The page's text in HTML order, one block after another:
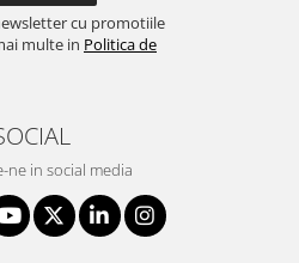
cu promotiile
multe in Politica de
ne in social media